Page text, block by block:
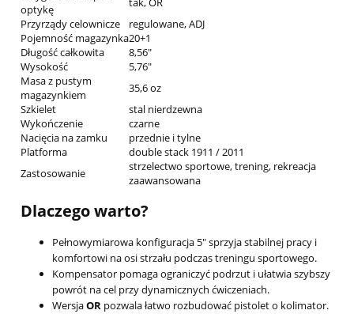
optykę
Przyrządy celownicze
regulowane, ADJ
Pojemność magazynka20+1
Długość całkowita
8,56"
Wysokość
5,76"
Masa z pustym
magazynkiem
35,6 oz
Szkielet
stal nierdzewna
Wykończenie
czarne
Nacięcia na zamku
przednie i tylne
Platforma
double stack 1911 / 2011
Zastosowanie
strzelectwo sportowe, trening, rekreacja
zaawansowana
Dlaczego warto?
Pełnowymiarowa konfiguracja 5" sprzyja stabilnej pracy i
komfortowi na osi strzału podczas treningu sportowego.
Kompensator pomaga ograniczyć podrzut i ułatwia szybszy
powrót na cel przy dynamicznych ćwiczeniach.
WersjaOR pozwala łatwo rozbudować pistolet o kolimator.